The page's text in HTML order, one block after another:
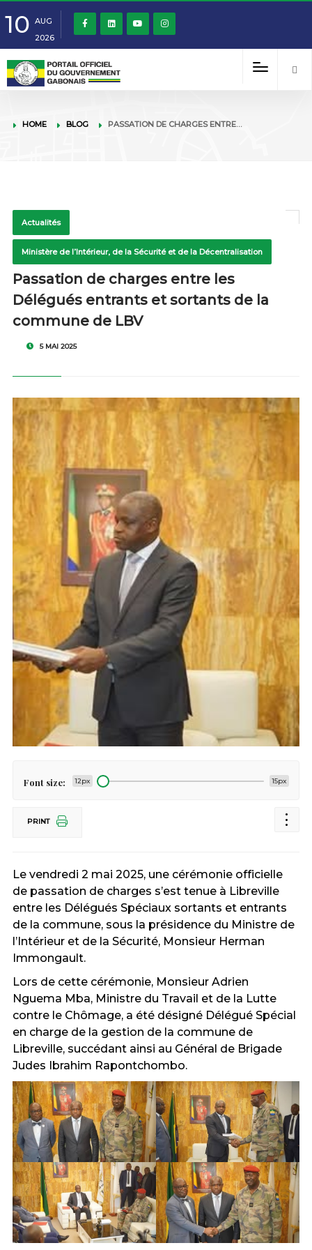
10 AUG
2026
HOME BLOG PASSATION DE CHARGES ENTRE…
Actualités
Ministère de l’Intérieur, de la Sécurité et de la Décentralisation
Passation de charges entre les
Délégués entrants et sortants de la
commune de LBV
5 MAI 2025
Font size: 12px 15px
PRINT
Le vendredi 2 mai 2025, une cérémonie officielle
de passation de charges s’est tenue à Libreville
entre les Délégués Spéciaux sortants et entrants
de la commune, sous la présidence du Ministre de
l’Intérieur et de la Sécurité, Monsieur Herman
Immongault.
Lors de cette cérémonie, Monsieur Adrien
Nguema Mba, Ministre du Travail et de la Lutte
contre le Chômage, a été désigné Délégué Spécial
en charge de la gestion de la commune de
Libreville, succédant ainsi au Général de Brigade
Judes Ibrahim Rapontchombo.